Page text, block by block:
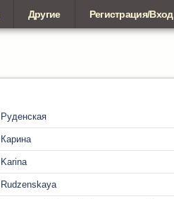
Другие Регистрация/Вход
Руденская
Карина
Karina
Rudzenskaya